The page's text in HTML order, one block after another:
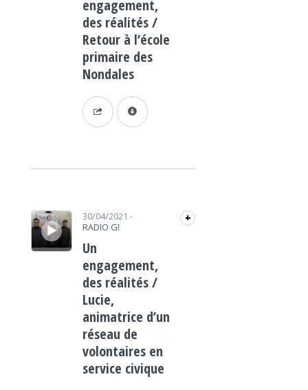
engagement,
des réalités /
Retour à l’école
primaire des
Nondales
Lecteur audio 30/04/2021 -
RADIO G!
+
Un
engagement,
des réalités /
Lucie,
animatrice d’un
réseau de
volontaires en
service civique